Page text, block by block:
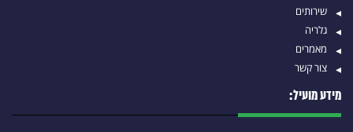
שירותים
גלריה
מאמרים
צור קשר
מידע מועיל: